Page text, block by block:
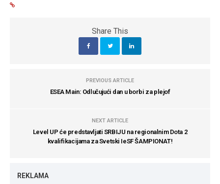
Share This
PREVIOUS ARTICLE
ESEA Main: Odlučujući dan u borbi za plejof
NEXT ARTICLE
Level UP će predstavljati SRBIJU na regionalnim Dota 2
kvalifikacijama za Svetski IeSF ŠAMPIONAT!
REKLAMA